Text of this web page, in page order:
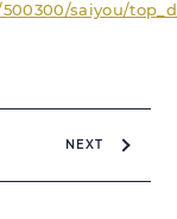
saiyou/
NEXT